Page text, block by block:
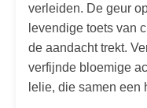
verleiden. De geur
levendige toets van
de aandacht trekt.
verfijnde bloemige
lelie, die samen een